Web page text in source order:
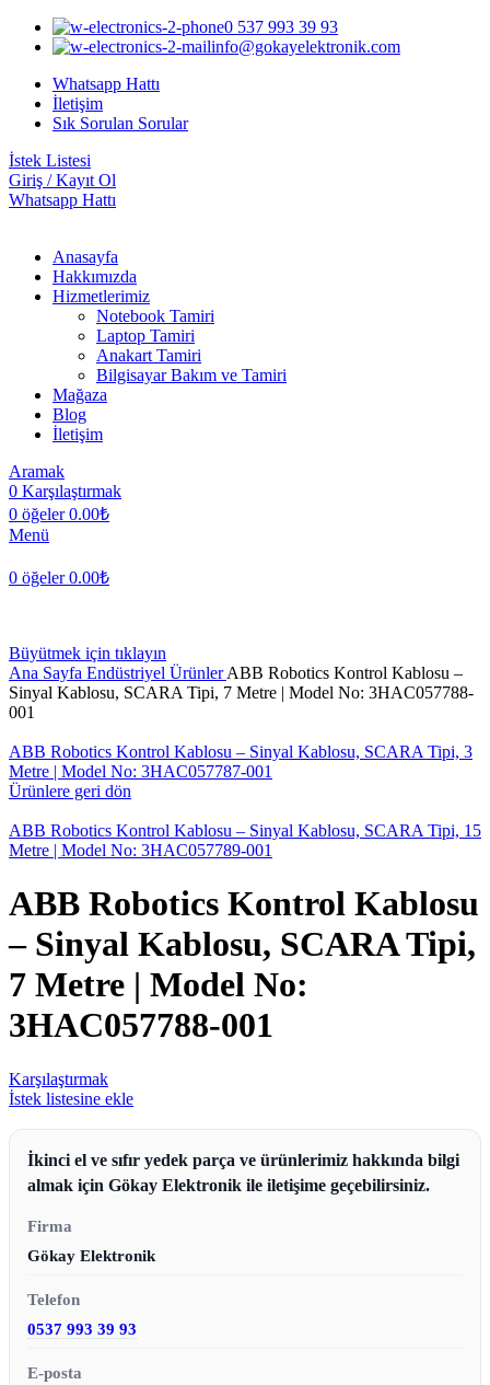
0 537 993 39 93
info@gokayelektronik.com
Whatsapp Hattı
İletişim
Sık Sorulan Sorular
İstek Listesi
Giriş / Kayıt Ol
Whatsapp Hattı
Anasayfa
Hakkımızda
Hizmetlerimiz
Notebook Tamiri
Laptop Tamiri
Anakart Tamiri
Bilgisayar Bakım ve Tamiri
Mağaza
Blog
İletişim
Aramak
0 Karşılaştırmak
0 öğeler 0.00₺
Menü
0 öğeler 0.00₺
Büyütmek için tıklayın
Ana Sayfa Endüstriyel ÜrünlerABB Robotics Kontrol Kablosu –
Sinyal Kablosu, SCARA Tipi, 7 Metre | Model No: 3HAC057788-
001
ABB Robotics Kontrol Kablosu – Sinyal Kablosu, SCARA Tipi, 3
Metre | Model No: 3HAC057787-001
Ürünlere geri dön
ABB Robotics Kontrol Kablosu – Sinyal Kablosu, SCARA Tipi, 15
Metre | Model No: 3HAC057789-001
ABB Robotics Kontrol Kablosu
– Sinyal Kablosu, SCARA Tipi,
7 Metre | Model No:
3HAC057788-001
Karşılaştırmak
İstek listesine ekle
İkinci el ve sıfır yedek parça ve ürünlerimiz hakkında bilgi
almak için Gökay Elektronik ile iletişime geçebilirsiniz.
Firma
Gökay Elektronik
Telefon
0537 993 39 93
E-posta